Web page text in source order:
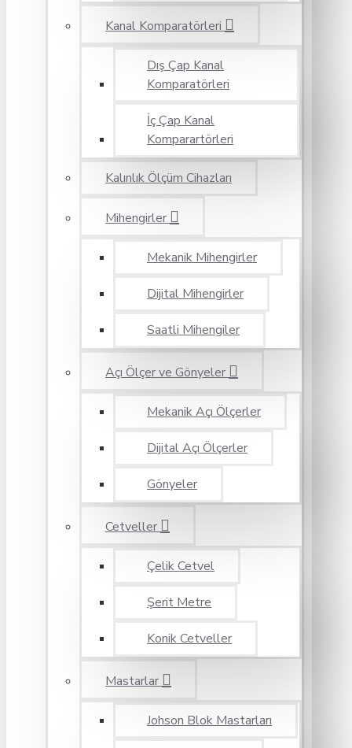
Kanal Komparatörleri
Dış Çap Kanal
Komparatörleri
İç Çap Kanal
Komparartörleri
Kalınlık Ölçüm Cihazları
Mihengirler
Mekanik Mihengirler
Dijital Mihengirler
Saatli Mihengiler
Açı Ölçer ve Gönyeler
Mekanik Açı Ölçerler
Dijital Açı Ölçerler
Gönyeler
Cetveller
Çelik Cetvel
Şerit Metre
Konik Cetveller
Mastarlar
Johson Blok Mastarları